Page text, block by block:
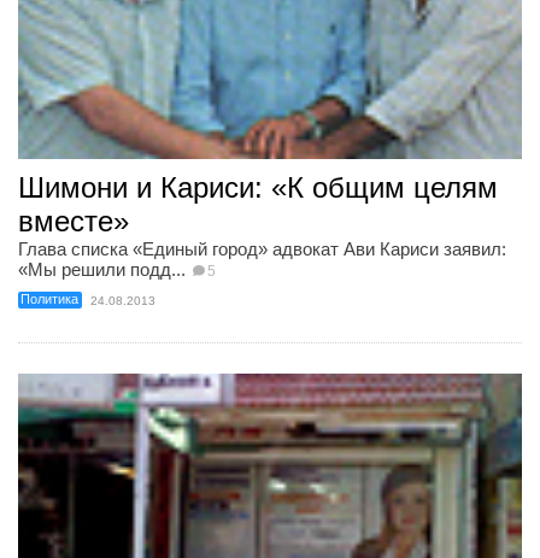
Шимони и Кариси: «К общим целям
вместе»
Глава списка «Единый город» адвокат Ави Кариси заявил:
«Мы решили подд...
5
Политика 24.08.2013